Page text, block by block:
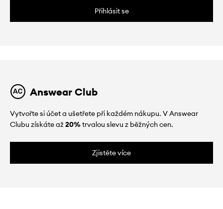
Přihlásit se
Answear Club
Vytvořte si účet a ušetřete při každém nákupu. V Answear
Clubu získáte až20%trvalou slevu z běžných cen.
Zjistěte více